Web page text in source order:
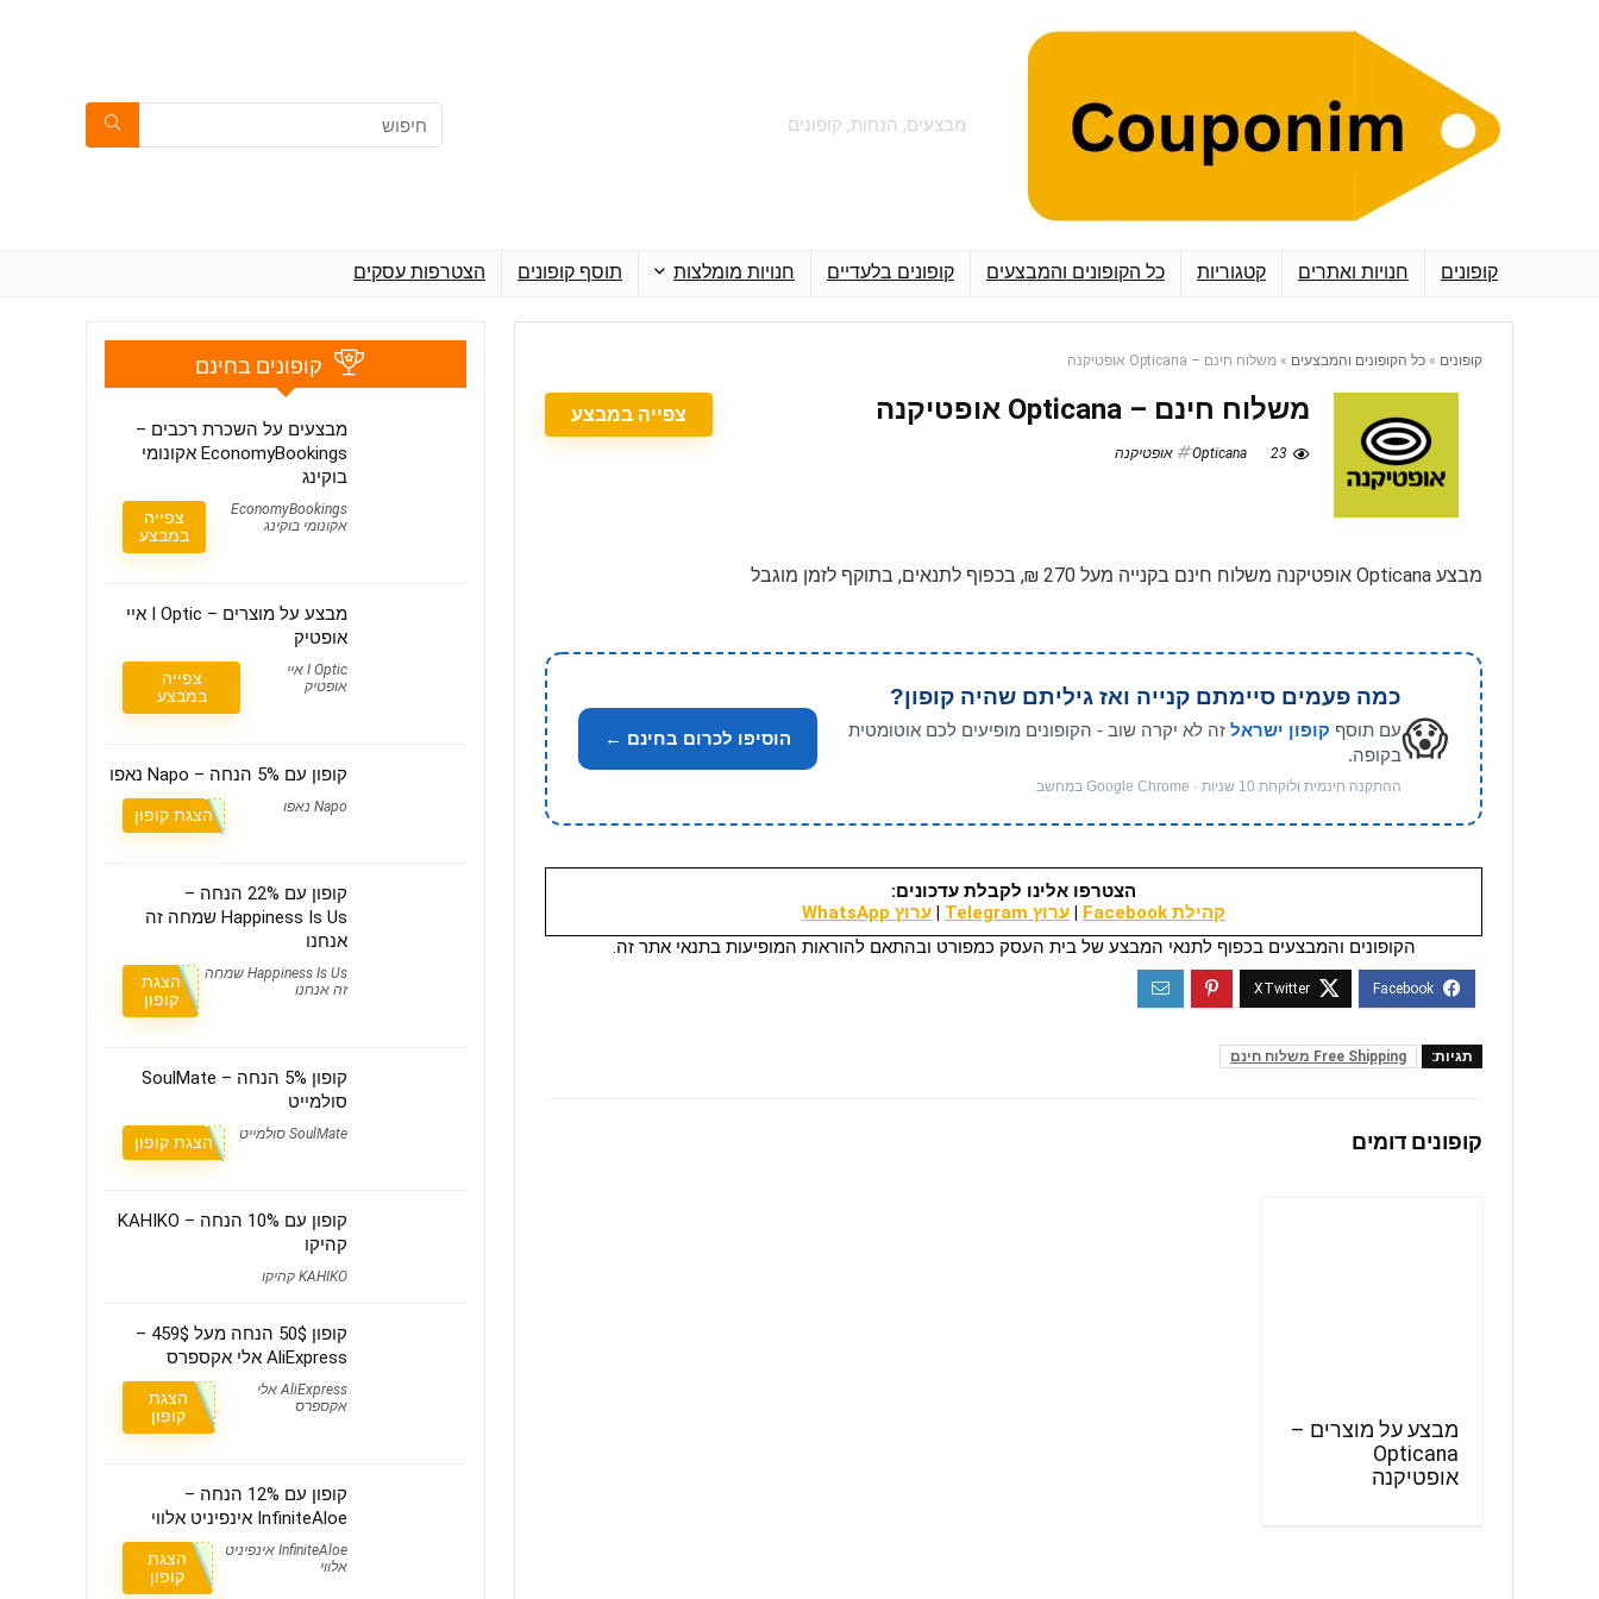
מבצעים, הנחות, קופונים
קופונים חנויות ואתרים קטגוריות כל הקופונים והמבצעים קופונים בלעדיים חנויות מומלצות תוסף קופונים הצטרפות עסקים
קופונים » כל הקופונים והמבצעים » משלוח חינם – Opticana אופטיקנה
משלוח חינם – Opticana אופטיקנה
23 Opticana אופטיקנה
צפייה במבצע
מבצע Opticana אופטיקנה משלוח חינם בקנייה מעל 270 ₪, בכפוף לתנאים, בתוקף לזמן מוגבל
😱
כמה פעמים סיימתם קנייה ואז גיליתם שהיה קופון?
עם תוסף קופון ישראל זה לא יקרה שוב - הקופונים מופיעים לכם אוטומטית
בקופה.
ההתקנה חינמית ולוקחת 10 שניות · Google Chrome במחשב
הוסיפו לכרום בחינם ←
הצטרפו אלינו לקבלת עדכונים:
קהילת Facebook
| ערוץ Telegram | ערוץ WhatsApp
הקופונים והמבצעים בכפוף לתנאי המבצע של בית העסק כמפורט ובהתאם להוראות המופיעות בתנאי אתר זה.
תגיות: Free Shipping משלוח חינם
קופונים דומים
מבצע על מוצרים –
Opticana
אופטיקנה
קופונים בחינם
מבצעים על השכרת רכבים –
EconomyBookings אקונומי
בוקינג
EconomyBookings
אקונומי בוקינג
צפייה
במבצע
מבצע על מוצרים – I Optic איי
אופטיק
I Optic איי
אופטיק
צפייה
במבצע
קופון עם 5% הנחה – Napo נאפו
Napo נאפו הצגת קופון
קופון עם 22% הנחה –
Happiness Is Us שמחה זה
אנחנו
Happiness Is Us שמחה
זה אנחנו
הצגת
קופון
קופון 5% הנחה – SoulMate
סולמייט
SoulMate סולמייט הצגת קופון
קופון עם 10% הנחה – KAHIKO
קהיקו
KAHIKO קהיקו
קופון 50$ הנחה מעל 459$ –
AliExpress אלי אקספרס
AliExpress אלי
אקספרס
הצגת
קופון
קופון עם 12% הנחה –
InfiniteAloe אינפיניט אלווי
InfiniteAloe אינפיניט
אלווי
הצגת
קופון